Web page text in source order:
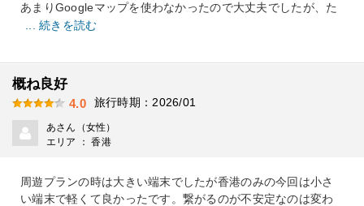
あまりGoogleマップを使わなかったので大丈夫でしたが、た
... 続きを読む
概ね良好
4.0 旅行時期：2026/01
あさん（女性）
エリア ： 香港
周遊プランの時は大きい端末でしたが香港のみの今回は小さ
い端末で軽くて良かったです。繋がるのが不安定なのは変わ